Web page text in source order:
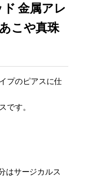
金属アレ
こや真珠
プのピアスに仕
です。
はサージカルス